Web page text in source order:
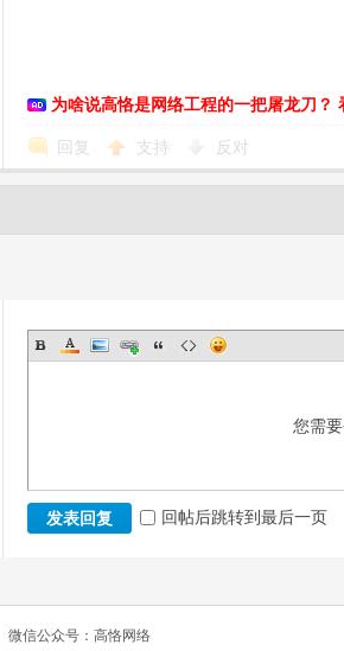
为啥说高恪是网络工程的一把屠龙刀？
回复 支持 反对
您需
发表回复 回帖后跳转到最后一页
微信公众号：高恪网络